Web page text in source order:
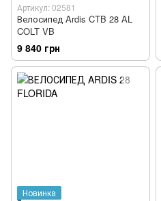
Артикул: 02581
Велосипед Ardis CTB 28 AL
COLT VB
9 840 грн
Новинка